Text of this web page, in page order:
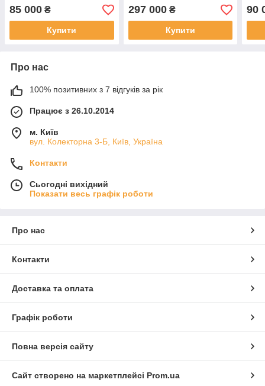
85 000 ₴
Купити
297 000₴
Купити
90
Про нас
100% позитивних з 7 відгуків за рік
Працює з 26.10.2014
м. Київ
вул. Колекторна 3-Б, Київ, Україна
Контакти
Сьогодні вихідний
Показати весь графік роботи
Про нас
Контакти
Доставка та оплата
Графік роботи
Повна версія сайту
Сайт створено на маркетплейсі Prom.ua